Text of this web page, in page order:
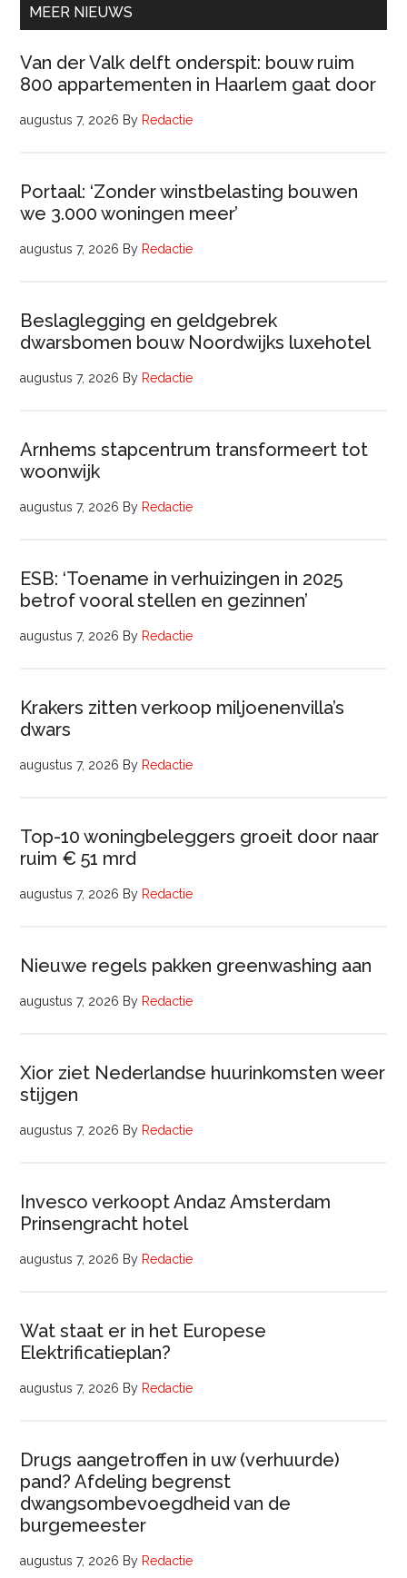
uur)
MEER NIEUWS
Van der Valk delft onderspit: bouw ruim
800 appartementen in Haarlem gaat door
augustus 7, 2026 By Redactie
Portaal: ‘Zonder winstbelasting bouwen
we 3.000 woningen meer’
augustus 7, 2026 By Redactie
Beslaglegging en geldgebrek
dwarsbomen bouw Noordwijks luxehotel
augustus 7, 2026 By Redactie
Arnhems stapcentrum transformeert tot
woonwijk
augustus 7, 2026 By Redactie
ESB: ‘Toename in verhuizingen in 2025
betrof vooral stellen en gezinnen’
augustus 7, 2026 By Redactie
Krakers zitten verkoop miljoenenvilla’s
dwars
augustus 7, 2026 By Redactie
Top-10 woningbeleggers groeit door naar
ruim € 51 mrd
augustus 7, 2026 By Redactie
Nieuwe regels pakken greenwashing aan
augustus 7, 2026 By Redactie
Xior ziet Nederlandse huurinkomsten weer
stijgen
augustus 7, 2026 By Redactie
Invesco verkoopt Andaz Amsterdam
Prinsengracht hotel
augustus 7, 2026 By Redactie
Wat staat er in het Europese
Elektrificatieplan?
augustus 7, 2026 By Redactie
Drugs aangetroffen in uw (verhuurde)
pand? Afdeling begrenst
dwangsombevoegdheid van de
burgemeester
augustus 7, 2026 By Redactie